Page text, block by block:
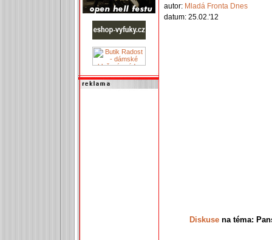
autor: Mladá Fronta Dnes
datum: 25.02.'12
Diskusena téma: